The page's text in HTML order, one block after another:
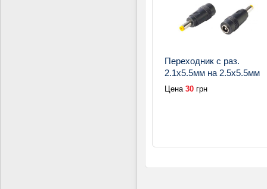
Переходник с раз.
2.1х5.5мм на 2.5х5.5мм
Цена 30 грн